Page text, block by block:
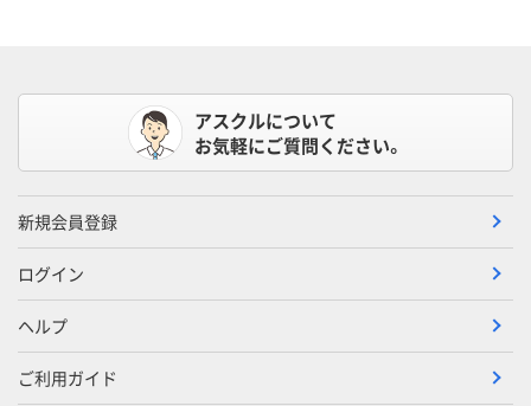
アスクルについて
お気軽にご質問ください。
新規会員登録
ログイン
ヘルプ
ご利用ガイド